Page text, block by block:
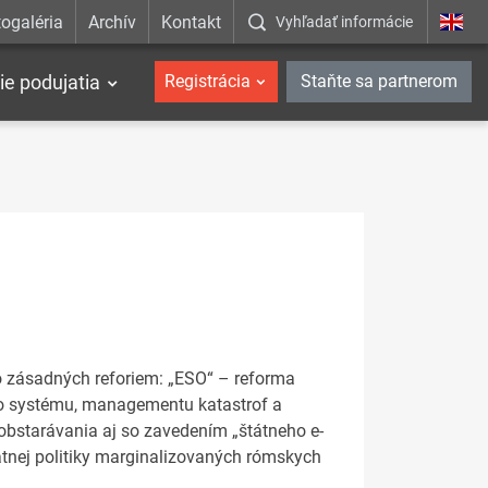
Archív Kontakt Vyhľadať informácie
podujatia Registrácia Staňte sa partnerom
reforiem: „ESO“ – reforma
systému, managementu katastrof a
aj so zavedením „štátneho e-
politiky marginalizovaných rómskych